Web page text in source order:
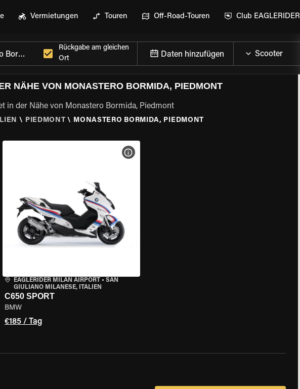
Vermietungen Touren Off-Road-Touren Club EAGLERIDER
Rückgabe am gleichen
Ort
Daten hinzufügen
NÄHE VON MONASTERO BORMIDA, PIEDMONT
in der Nähe von Monastero Bormida, Piedmont
\ PIEDMONT \ MONASTERO BORMIDA, PIEDMONT
DETAILS ANZEIGEN
EAGLERIDER MILAN AIRPORT• SAN
GIULIANO MILANESE, ITALIEN
C650 SPORT
BMW
€185 / Tag
MOTORRAD-DETAILS ANZEIGEN